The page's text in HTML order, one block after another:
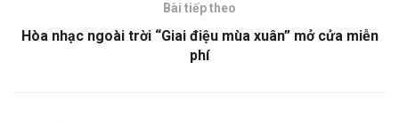
Bài tiếp theo
Hòa nhạc ngoài trời “Giai điệu mùa xuân” mở cửa miễn
phí